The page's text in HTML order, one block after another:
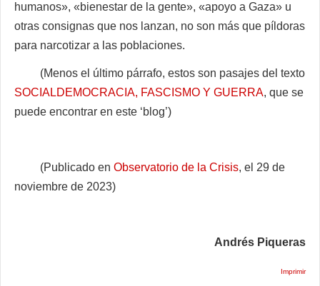
humanos», «bienestar de la gente», «apoyo a Gaza» u
otras consignas que nos lanzan, no son más que píldoras
para narcotizar a las poblaciones.
(Menos el último párrafo, estos son pasajes del texto
SOCIALDEMOCRACIA, FASCISMO Y GUERRA, que se
puede encontrar en este ‘blog’)
(Publicado en Observatorio de la Crisis, el 29 de
noviembre de 2023)
Andrés Piqueras
Imprimir